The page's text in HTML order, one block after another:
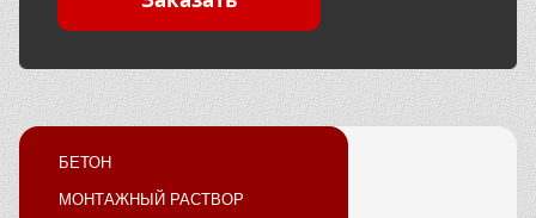
БЕТОН
МОНТАЖНЫЙ РАСТВОР